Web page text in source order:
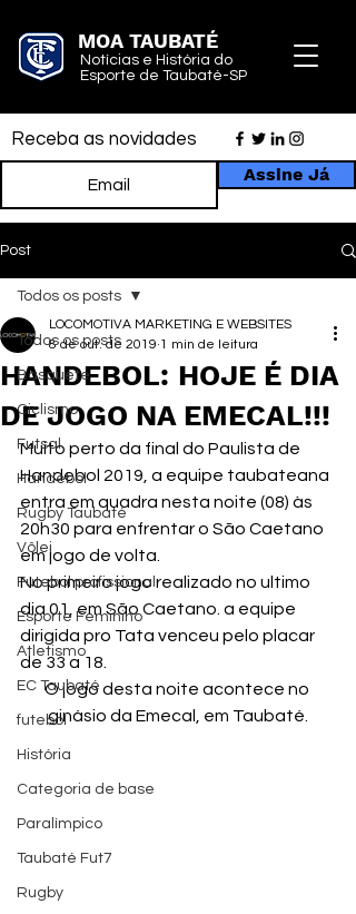
MOA TAUBATÉ
Notícias e História do
Esporte de Taubaté-SP
Receba as novidades
Assine Já
Post
Todos os posts
Basquete
Ciclismo
Futsal
Handebol
Rugby Taubaté
Vôlei
Futebol profissional
Esporte Feminino
Atletismo
EC Taubaté
futebol
História
Categoria de base
Paralímpico
Taubaté Fut7
Rugby
Todos os posts
HANDEBOL: HOJE É DIA
DE JOGO NA EMECAL!!!
LOCOMOTIVA MARKETING E WEBSITES
8 de out. de 2019 1 min de leitura
Muito perto da final do Paulista de
Handebol 2019, a equipe taubateana
entra em quadra nesta noite (08) às
20h30 para enfrentar o São Caetano
em jogo de volta.
No primeiro jogo realizado no ultimo
dia 01, em São Caetano. a equipe
dirigida pro Tata venceu pelo placar
de 33 a 18.
O jogo desta noite acontece no